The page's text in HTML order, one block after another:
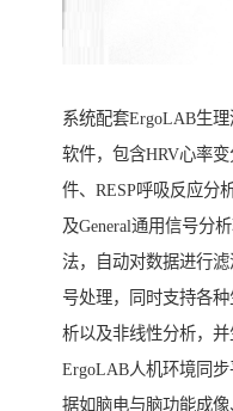
系统配套ErgoLAB生
软件，包含HRV心率
件、RESP呼吸反应分
及General通用信号分
法，自动对数据进行
号处理，同时支持各
析以及非线性分析，
ErgoLAB人机环境同
据如脑电与脑功能成